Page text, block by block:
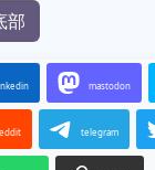
部
mastodon
telegram